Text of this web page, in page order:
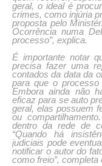
geral, o ideal é
crimes, como injúria
proposta pelo
Ocorrência numa
processo”, explica.
É importante notar
precisa fazer uma
contados da data da
para que o processo
Embora ainda não
eficaz para se auto
geral, elas possuem
ou
dentro da rede de
“Quando há
judiciais pode
notificar o autor do
como freio”, completa